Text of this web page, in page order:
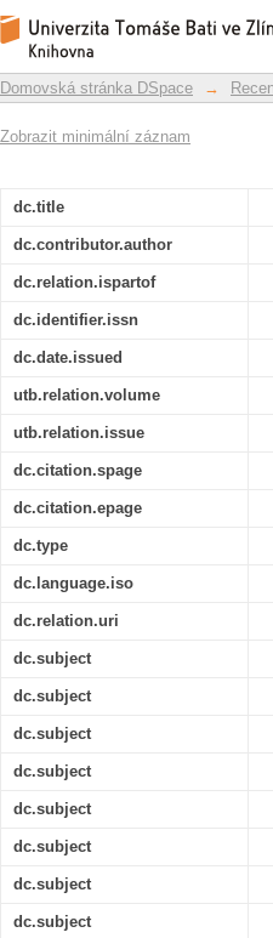
Calculation of all
Repozitář DSpace/Manakin
Domovská stránka DSpace →
Zobrazit minimální záznam
dc.title
dc.contributor.author
dc.relation.ispartof
dc.identifier.issn
dc.date.issued
utb.relation.volume
utb.relation.issue
dc.citation.spage
dc.citation.epage
dc.type
dc.language.iso
dc.relation.uri
dc.subject
dc.subject
dc.subject
dc.subject
dc.subject
dc.subject
dc.subject
dc.subject